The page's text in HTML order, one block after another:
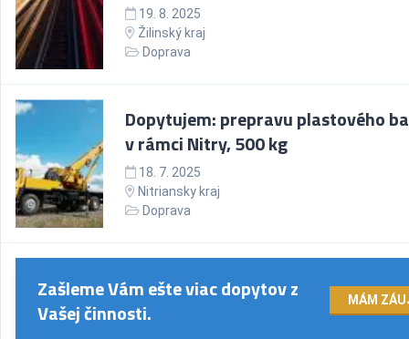
19. 8. 2025
Žilinský kraj
Doprava
Dopytujem: prepravu plastového
v rámci Nitry, 500 kg
18. 7. 2025
Nitriansky kraj
Doprava
Zašleme Vám ešte viac dopytov z
Vašej činnosti.
MÁM